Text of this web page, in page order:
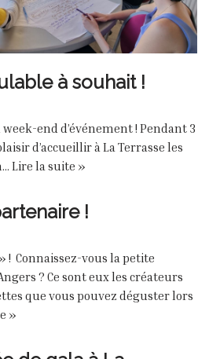
à souhait !
end d’événement ! Pendant 3
d’accueillir à La Terrasse les
Lire la suite »
!
! Connaissez-vous la petite
? Ce sont eux les créateurs
que vous pouvez déguster lors
»